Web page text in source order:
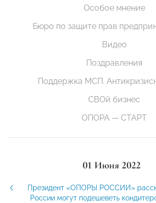
Особое мнение
Бюро по защите прав
Видео
Поздравления
Поддержка МСП.
СВОй бизнес
ОПОРА — СТАРТ
01 Июня 2022
Президент «ОПОРЫ РОССИИ»
России могут подешеветь